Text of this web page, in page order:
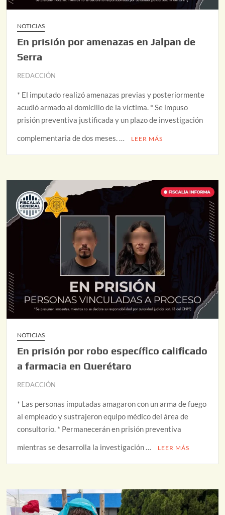
NOTICIAS
En prisión por amenazas en Jalpan de
Serra
REDACCIÓN
* El imputado realizó amenazas previas y posteriormente
acudió armado al domicilio de la víctima. * Se impuso
prisión preventiva justificada y un plazo de investigación
complementaria de dos meses. …
LEER MÁS
NOTICIAS
En prisión por robo específico calificado
a farmacia en Querétaro
REDACCIÓN
* Las personas imputadas amagaron con un arma de fuego
al empleado y sustrajeron equipo médico del área de
consultorio. * Permanecerán en prisión preventiva
mientras se desarrolla la investigación …
LEER MÁS